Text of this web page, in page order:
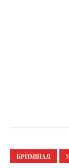
КРИМІНАЛ